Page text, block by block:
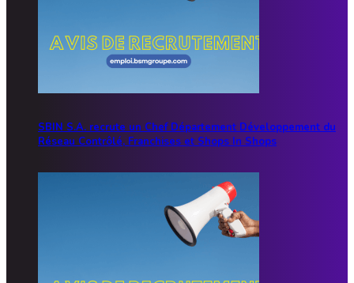
SBIN S.A. recrute un Chef Département Développement du
Réseau Contrôlé, Franchises et Shops In Shops